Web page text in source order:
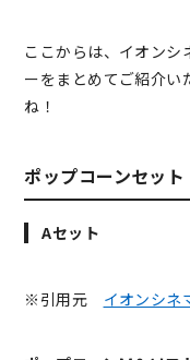
ここからは、イオンシ
ーをまとめてご紹介い
ね！
ポップコーンセット
Aセット
※引用元 イオンシネ